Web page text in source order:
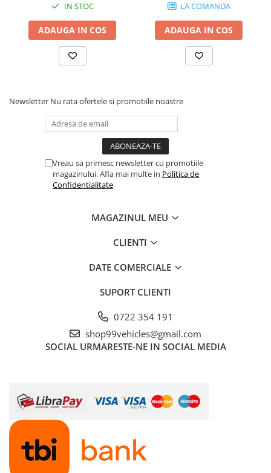
IN STOC
ADAUGA IN COS
LA COMANDA
ADAUGA IN COS
Newsletter Nu rata ofertele si promotiile noastre
Vreau sa primesc newsletter cu promotiile
magazinului. Afla mai multe in Politica de
Confidentialitate
MAGAZINUL MEU
CLIENTI
DATE COMERCIALE
SUPORT CLIENTI
0722 354 191
shop99vehicles@gmail.com
SOCIAL URMARESTE-NE IN SOCIAL MEDIA